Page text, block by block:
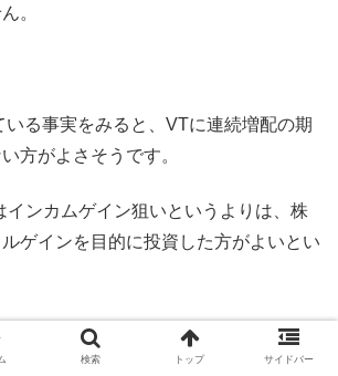
。
いる事実をみると、VTに連続増配の期
方がよさそうです。
インカムゲイン狙いというよりは、株
ゲインを目的に投資した方がよいとい
検索 トップ サイドバー